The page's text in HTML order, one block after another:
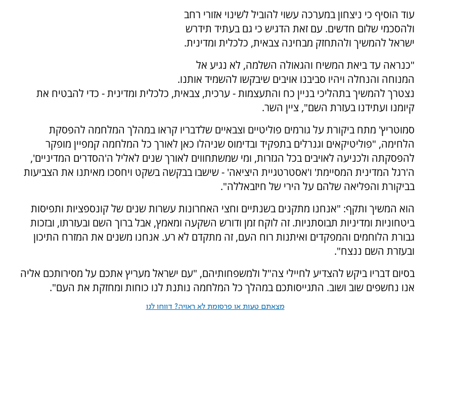
עוד הוסיף כי ניצחון במערכה עשוי להוביל לשינוי אזורי רחב
ולהסכמי שלום חדשים. עם זאת הדגיש כי גם בעתיד תידרש
ישראל להמשיך ולהתחזק מבחינה צבאית, כלכלית ומדינית.
"כנראה עד ביאת המשיח והגאולה השלמה, לא נגיע אל
המנוחה והנחלה ויהיו סביבנו אויבים שיבקשו להשמיד אותנו.
נצטרך להמשיך בתהליכי בניין כח והתעצמות - ערכית, צבאית, כלכלית ומדינית - כדי להבטיח את
קיומנו ועתידנו בעזרת השם", ציין השר.
סמוטריץ' מתח ביקורת על גורמים פוליטיים וצבאיים שלדבריו קראו במהלך המלחמה להפסקת
הלחימה, "פוליטיקאים וגנרלים בתפקיד ובדימוס שניהלו כאן לאורך כל המלחמה קמפיין מופקר
להפסקתה ולכניעה לאויבים בכל הגזרות, ומי שמשתחווים לאורך שנים לאליל ה'הסדרים המדיניים',
ה'רגל המדינית המסיימת' ו'אסטרטגיית היציאה' - שישבו בבקשה בשקט ויחסכו מאיתנו את הצביעות
בביקורת והפליאה שלהם על הירי של חיזבאללה".
הוא המשיך ותקף: "אנחנו מתקנים בשנתיים וחצי האחרונות עשרות שנים של קונספציות ותפיסות
ביטחוניות ומדיניות תבוסתניות. זה לוקח זמן ודורש השקעה ומאמץ, אבל ברוך השם ובעזרתו, ובזכות
גבורת הלוחמים והמפקדים ואיתנות רוח העם, זה מתקדם לא רע. אנחנו משנים את המזרח התיכון
ובעזרת השם ננצח".
בסיום דבריו ביקש להצדיע לחיילי צה"ל ולמשפחותיהם, "עם ישראל מעריץ אתכם על מסירותכם אליה
אנו נחשפים שוב ושוב. התגייסותכם במהלך כל המלחמה נותנת לנו כוחות ומחזקת את העם".
מצאתם טעות או פרסומת לא ראויה? דווחו לנו